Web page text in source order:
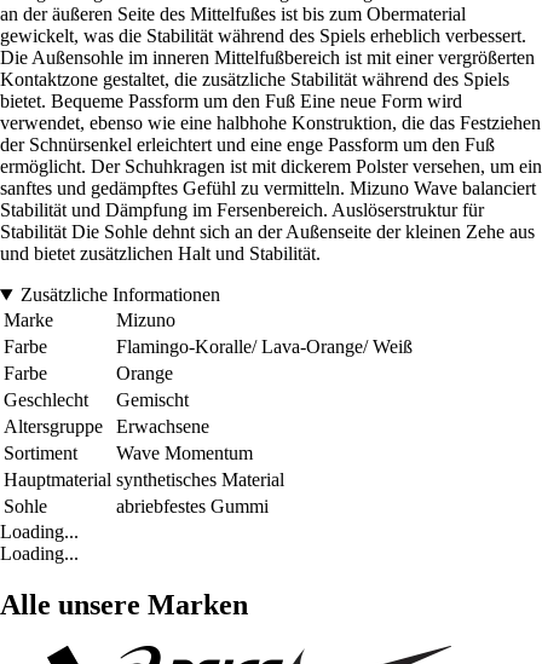
an der äußeren Seite des Mittelfußes ist bis zum Obermaterial
gewickelt, was die Stabilität während des Spiels erheblich verbessert.
Die Außensohle im inneren Mittelfußbereich ist mit einer vergrößerten
Kontaktzone gestaltet, die zusätzliche Stabilität während des Spiels
bietet. Bequeme Passform um den Fuß Eine neue Form wird
verwendet, ebenso wie eine halbhohe Konstruktion, die das Festziehen
der Schnürsenkel erleichtert und eine enge Passform um den Fuß
ermöglicht. Der Schuhkragen ist mit dickerem Polster versehen, um ein
sanftes und gedämpftes Gefühl zu vermitteln. Mizuno Wave balanciert
Stabilität und Dämpfung im Fersenbereich. Auslöserstruktur für
Stabilität Die Sohle dehnt sich an der Außenseite der kleinen Zehe aus
und bietet zusätzlichen Halt und Stabilität.
Zusätzliche Informationen
Marke
Mizuno
Farbe
Flamingo-Koralle/ Lava-Orange/ Weiß
Farbe
Orange
Geschlecht
Gemischt
Altersgruppe
Erwachsene
Sortiment
Wave Momentum
Hauptmaterial synthetisches Material
Sohle
abriebfestes Gummi
Loading...
Loading...
Alle unsere Marken